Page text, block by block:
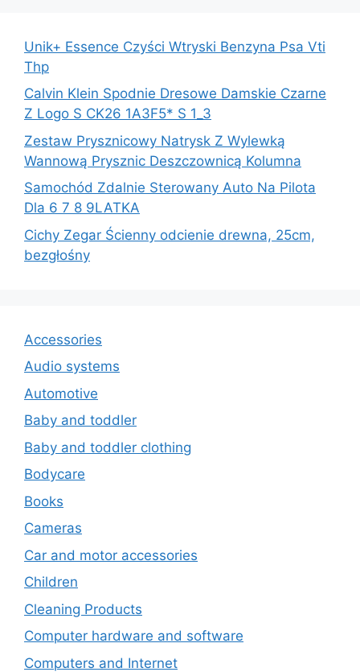
Unik+ Essence Czyści Wtryski Benzyna Psa Vti
Thp
Calvin Klein Spodnie Dresowe Damskie Czarne
Z Logo S CK26 1A3F5* S 1_3
Zestaw Prysznicowy Natrysk Z Wylewką
Wannową Prysznic Deszczownicą Kolumna
Samochód Zdalnie Sterowany Auto Na Pilota
Dla 6 7 8 9LATKA
Cichy Zegar Ścienny odcienie drewna, 25cm,
bezgłośny
Accessories
Audio systems
Automotive
Baby and toddler
Baby and toddler clothing
Bodycare
Books
Cameras
Car and motor accessories
Children
Cleaning Products
Computer hardware and software
Computers and Internet